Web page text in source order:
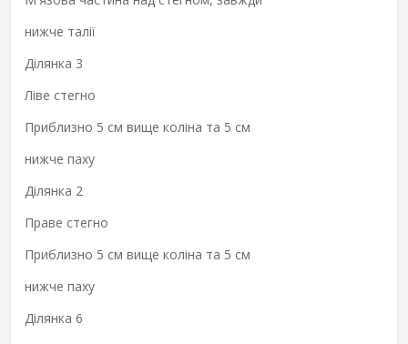
нижче талії
Ділянка 3
Ліве стегно
Приблизно 5 см вище коліна та 5 см
нижче паху
Ділянка 2
Праве стегно
Приблизно 5 см вище коліна та 5 см
нижче паху
Ділянка 6